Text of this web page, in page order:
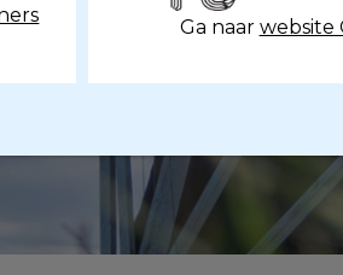
Ga naar website